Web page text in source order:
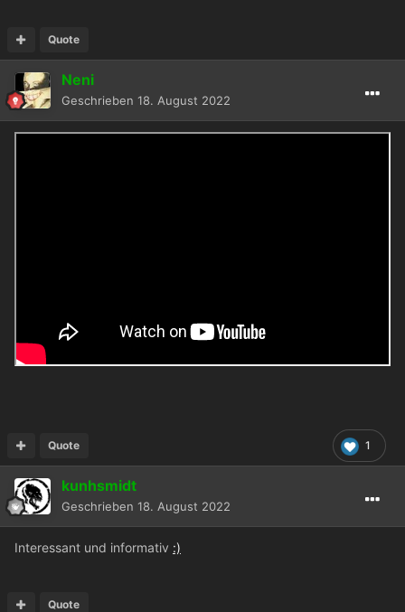
Quote
Neni
Geschrieben 18. August 2022
1
Quote
kunhsmidt
Geschrieben 18. August 2022
Interessant und informativ :)
Quote